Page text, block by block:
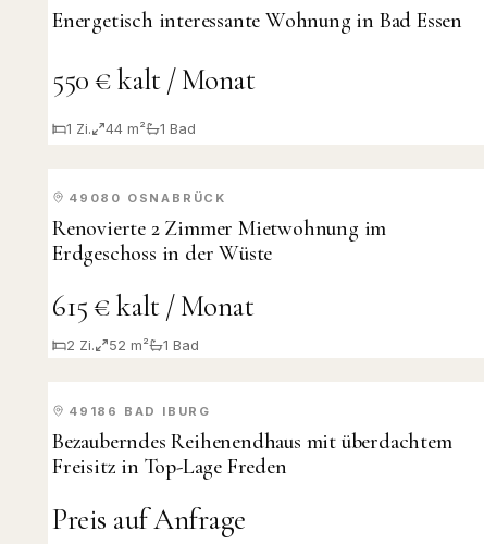
Energetisch interessante Wohnung in Bad Essen
550 € kalt / Monat
1 Zi. 44 m² 1 Bad
VERMIETET
49080 OSNABRÜCK
Renovierte 2 Zimmer Mietwohnung im
Erdgeschoss in der Wüste
615 € kalt / Monat
2 Zi. 52 m² 1 Bad
VERKAUFT
49186 BAD IBURG
Bezauberndes Reihenendhaus mit überdachtem
Freisitz in Top-Lage Freden
Preis auf Anfrage